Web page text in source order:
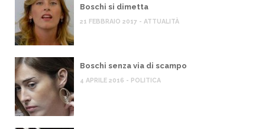
Boschi si dimetta
21 FEBBRAIO 2017 - ATTUALITÀ
Boschi senza via di scampo
4 APRILE 2016 - POLITICA